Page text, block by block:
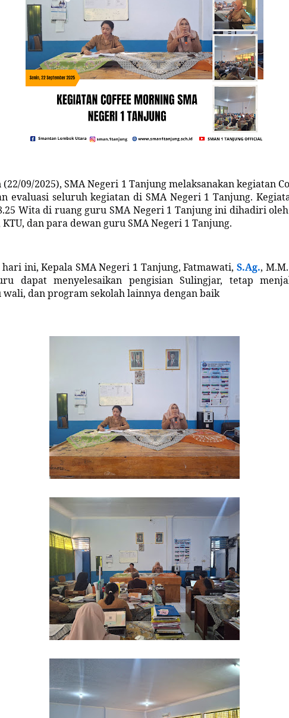
(22/09/2025), SMA Negeri 1 Tanjung melaksanakan kegiatan
evaluasi seluruh kegiatan di SMA Negeri 1 Tanjung.
Wita di ruang guru SMA Negeri 1 Tanjung ini dihadiri
dan para dewan guru SMA Negeri 1 Tanjung.
ini, Kepala SMA Negeri 1 Tanjung, Fatmawati,S.Ag.,
dapat menyelesaikan pengisian Sulingjar, tetap
dan program sekolah lainnya dengan baik